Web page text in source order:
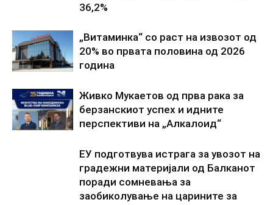
36,2%
„Витаминка“ со раст на извозот од
20% во првата половина од 2026
година
Живко Мукаетов од прва рака за
берзанскиот успех и идните
перспективи на „Алкалоид“
ЕУ подготвува истрага за увозот на
градежни материјали од Балканот
поради сомневања за
заобиколување на царините за